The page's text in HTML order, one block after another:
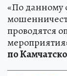
«По данному
проводятся
по